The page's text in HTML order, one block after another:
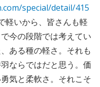
special/detail/415
軽いから、皆さんも軽
今の段階では考えてい
ある種の軽さ。それも
ならではだと思う。価
気と柔軟さ。それこそ